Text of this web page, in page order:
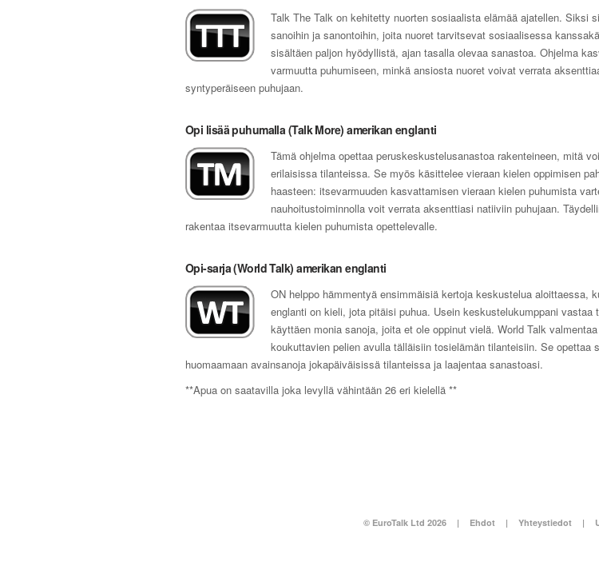
Talk The Talk on kehitetty nuorten sosiaalista elämää ajatellen. Siksi
sanoihin ja sanontoihin, joita nuoret tarvitsevat sosiaalisessa
sisältäen paljon hyödyllistä, ajan tasalla olevaa sanastoa. Ohjelma
varmuutta puhumiseen, minkä ansiosta nuoret voivat verrata
syntyperäiseen puhujaan.
Opi lisää puhumalla (Talk More) amerikan englanti
Tämä ohjelma opettaa peruskeskustelusanastoa rakenteineen, mitä
erilaisissa tilanteissa. Se myös käsittelee vieraan kielen oppimisen
haasteen: itsevarmuuden kasvattamisen vieraan kielen puhumista
nauhoitustoiminnolla voit verrata aksenttiasi natiiviin puhujaan.
rakentaa itsevarmuutta kielen puhumista opettelevalle.
Opi-sarja (World Talk) amerikan englanti
ON helppo hämmentyä ensimmäisiä kertoja keskustelua aloittaessa,
englanti on kieli, jota pitäisi puhua. Usein keskustelukumppani vastaa
käyttäen monia sanoja, joita et ole oppinut vielä. World Talk
koukuttavien pelien avulla tälläisiin tosielämän tilanteisiin. Se opettaa
huomaamaan avainsanoja jokapäiväisissä tilanteissa ja laajentaa sanastoasi.
**Apua on saatavilla joka levyllä vähintään 26 eri kielellä **
© EuroTalk Ltd 2026 | Ehdot | Yhteystiedot |